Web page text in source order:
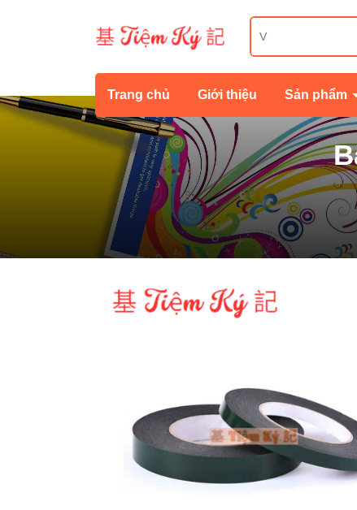
Trang chủ Giới thiệu Sản phẩm